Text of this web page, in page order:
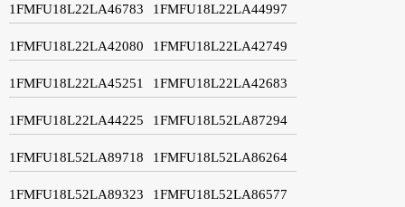
1FMFU18L22LA46783 1FMFU18L22LA44997
1FMFU18L22LA42080 1FMFU18L22LA42749
1FMFU18L22LA45251 1FMFU18L22LA42683
1FMFU18L22LA44225 1FMFU18L52LA87294
1FMFU18L52LA89718 1FMFU18L52LA86264
1FMFU18L52LA89323 1FMFU18L52LA86577